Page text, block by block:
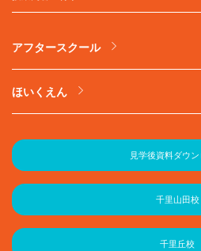
アフタースクール
ほいくえん
見学後資料ダウ
千里山田校
千里丘校